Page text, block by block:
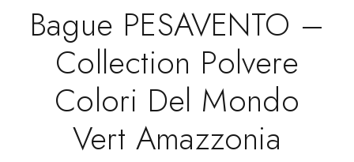
Bague PESAVENTO –
Collection Polvere
Colori Del Mondo
Vert Amazzonia